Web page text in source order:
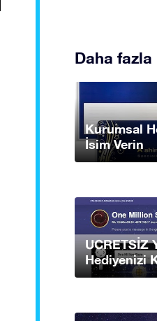
Daha
Kurumsal
İsim Verin
UCRETSİZ
Hediyenizi